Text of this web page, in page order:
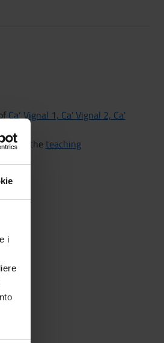
i
Ca‘ Vignal 1, Ca’ Vignal 2, Ca'
in the teaching